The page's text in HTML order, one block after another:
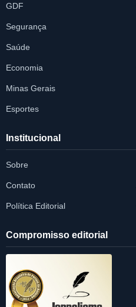
GDF
Segurança
Saúde
Economia
Minas Gerais
Esportes
Institucional
Sobre
Contato
Política Editorial
Compromisso editorial